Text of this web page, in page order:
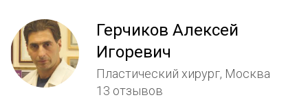
Герчиков Алексей
Игоревич
Пластический хирург, Москва
13 отзывов